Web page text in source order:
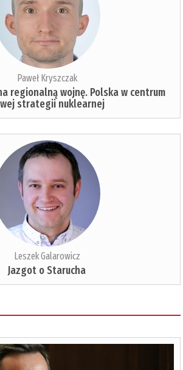
Paweł Kryszczak
regionalną wojnę. Polska w centrum
strategii nuklearnej
Leszek Galarowicz
Jazgot o Starucha